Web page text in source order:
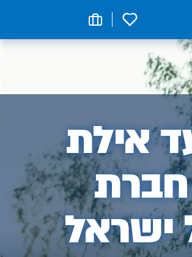
0
אילת
ישראל